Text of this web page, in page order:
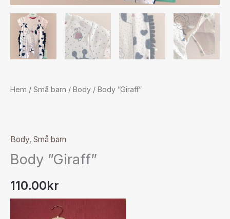
Hem / Små barn / Body / Body ”Giraff”
Body, Små barn
Body ”Giraff”
110.00kr